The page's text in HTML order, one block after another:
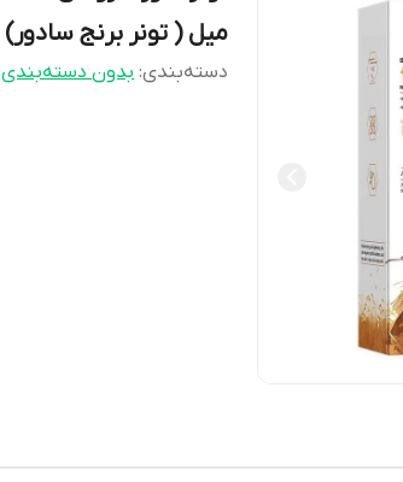
میل ( تونر برنج سادور)
دسته‌بندی:بدون دسته‌بندی